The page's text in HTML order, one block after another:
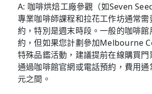
A: 咖啡烘焙工廠參觀（如Seven
專業咖啡師課程和拉花工作坊通常
約，特別是週末時段。一般的咖啡
約，但如果您計劃參加Melbourne
特殊品鑑活動，建議提前在線購買
通過咖啡館官網或電話預約，費用
元之間。